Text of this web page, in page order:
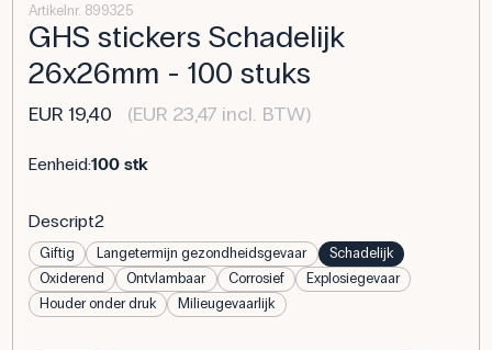
Artikelnr. 899325
GHS stickers Schadelijk
26x26mm - 100 stuks
EUR 19,40 (EUR 23,47 incl. BTW)
Eenheid:100 stk
Descript2
Giftig Langetermijn gezondheidsgevaar
Schadelijk
Oxiderend
Ontvlambaar Corrosief
Explosiegevaar
Houder onder druk
Milieugevaarlijk